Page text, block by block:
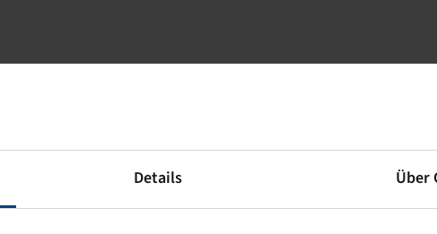
Details Über